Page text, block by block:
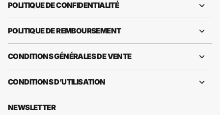
POLITIQUE DE CONFIDENTIALITÉ
POLITIQUE DE REMBOURSEMENT
CONDITIONS GÉNÉRALES DE VENTE
CONDITIONS D’UTILISATION
NEWSLETTER